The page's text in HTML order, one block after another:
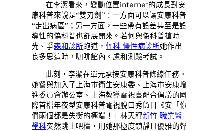
在李潔看來，變動位置internet的成長對安
康科普來說是“雙刃劍”：一方面可以讓安康科普
“走出病區”；另一方面，一些帶有誤差甚至是誤
導性的偽科普也舒展開來。若何與偽科普搶時
光、爭森和診所跑道，竹科 慢性病診所她作出
良多思這時，咖啡館內。慮和測驗考試。
此刻，李潔在單元承接安康科普條線任務。
她餐與加入了上海市衛生安康委、上海市安康增
進委員會辦公室、上海教導電視臺配合倡議的國
際首檔年夜型安康科普電視脫口秀節目《安「你
們兩個都是失衡的極端！」林天秤新竹 職業醫
學科突然跳上吧檯，用她那極度鎮靜且優雅的聲